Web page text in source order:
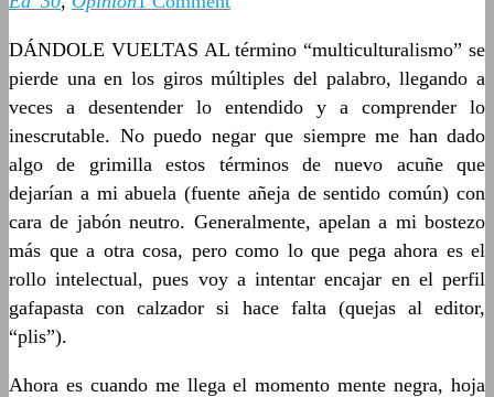
DÁNDOLE VUELTAS AL término “multiculturalismo” se
pierde una en los giros múltiples del palabro, llegando a
veces a desentender lo entendido y a comprender lo
inescrutable. No puedo negar que siempre me han dado
algo de grimilla estos términos de nuevo acuñe que
dejarían a mi abuela (fuente añeja de sentido común) con
cara de jabón neutro. Generalmente, apelan a mi bostezo
más que a otra cosa, pero como lo que pega ahora es el
rollo intelectual, pues voy a intentar encajar en el perfil
gafapasta con calzador si hace falta (quejas al editor,
“plis”).
Ahora es cuando me llega el momento mente negra, hoja